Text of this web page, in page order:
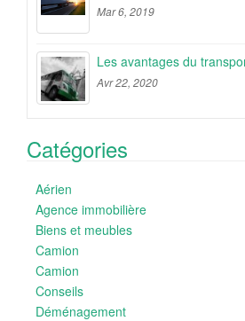
Mar 6, 2019
Les avantages du
Avr 22, 2020
Catégories
Aérien
Agence immobilière
Biens et meubles
Camion
Camion
Conseils
Déménagement